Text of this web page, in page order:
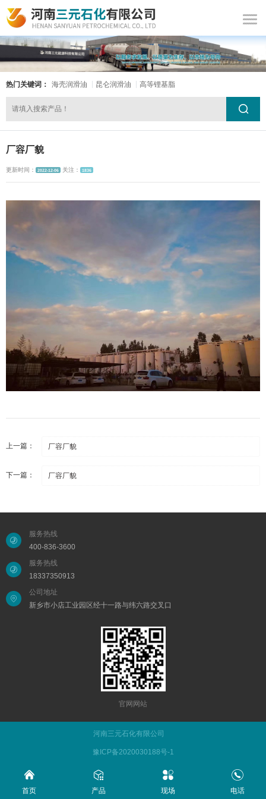
热门关键词： 海壳润滑油 昆仑润滑油 高等锂基脂
厂容厂貌
更新时间： 2022-12-06 关注： 1836
上一篇： 厂容厂貌
下一篇： 厂容厂貌
服务热线
400-836-3600
服务热线
18337350913
公司地址
新乡市小店工业园区经十一路与纬六路交叉口
官网网站
河南三元石化有限公司
豫ICP备2020030188号-1
首页 产品 现场 电话